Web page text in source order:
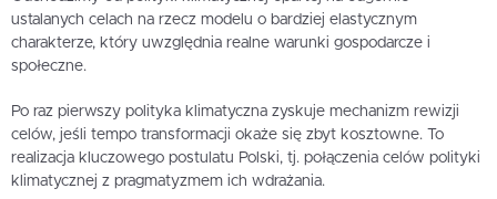
ustalanych celach na rzecz modelu o bardziej elastycznym
charakterze, który uwzględnia realne warunki gospodarcze i
społeczne.
Po raz pierwszy polityka klimatyczna zyskuje mechanizm rewizji
celów, jeśli tempo transformacji okaże się zbyt kosztowne. To
realizacja kluczowego postulatu Polski, tj. połączenia celów polityki
klimatycznej z pragmatyzmem ich wdrażania.